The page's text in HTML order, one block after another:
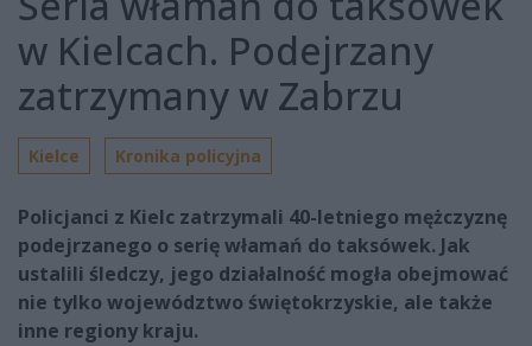
w Kielcach. Podejrzany
zatrzymany w Zabrzu
Kielce Kronika policyjna
Policjanci z Kielc zatrzymali 40-letniego mężczyznę
podejrzanego o serię włamań do taksówek. Jak
ustalili śledczy, jego działalność mogła obejmować
nie tylko województwo świętokrzyskie, ale także
inne regiony kraju.